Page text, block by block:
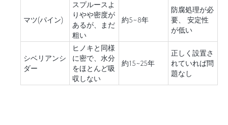
マツ(パイン)
スプルースよ
りやや密度が
あるが、まだ
粗い
約5~8年
防腐処理が必
要、 安定性
が低い
シベリアンシ
ダー
ヒノキと同様
に密で、水分
をほとんど吸
収しない
約15~25年
正しく設置さ
れていれば問
題なし